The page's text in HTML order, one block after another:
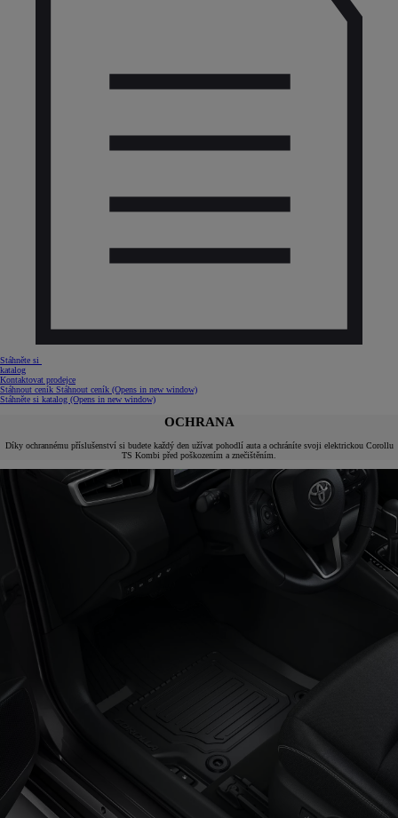
Stáhněte si
katalog
Kontaktovat prodejce
Stáhnout ceník Stáhnout ceník (Opens in new window)
Stáhněte si katalog (Opens in new window)
OCHRANA
Díky ochrannému příslušenství si budete každý den užívat pohodlí auta a ochráníte svoji elektrickou Corollu
TS Kombi před poškozením a znečištěním.